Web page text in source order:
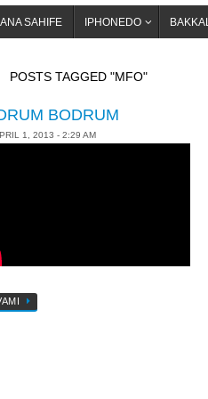
ANA SAHIFE IPHONEDO BAKKAL
POSTS TAGGED "MFO"
BODRUM
1, 2013 - 2:29 AM